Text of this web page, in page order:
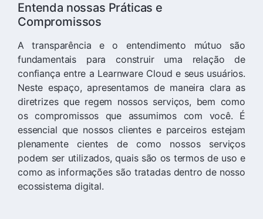
Entenda nossas Práticas e
Compromissos
A transparência e o entendimento mútuo são
fundamentais para construir uma relação de
confiança entre a Learnware Cloud e seus usuários.
Neste espaço, apresentamos de maneira clara as
diretrizes que regem nossos serviços, bem como
os compromissos que assumimos com você. É
essencial que nossos clientes e parceiros estejam
plenamente cientes de como nossos serviços
podem ser utilizados, quais são os termos de uso e
como as informações são tratadas dentro de nosso
ecossistema digital.